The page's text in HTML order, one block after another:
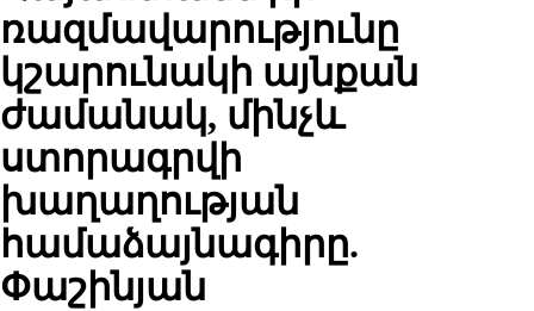
ռազմավարությունը
կշարունակի այնքան
ժամանակ, մինչև
ստորագրվի
խաղաղության
համաձայնագիրը.
Փաշինյան